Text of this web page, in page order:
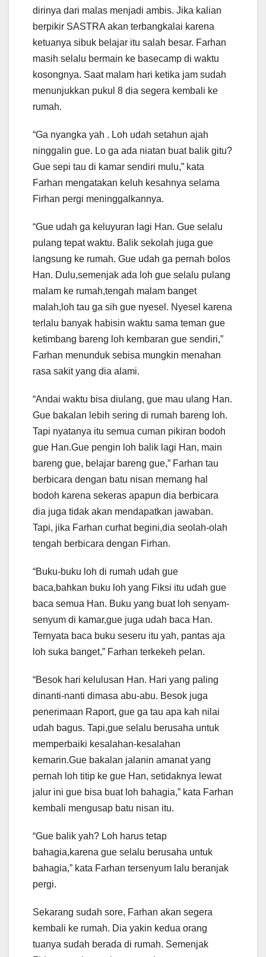
dirinya dari malas menjadi ambis. Jika kalian
berpikir SASTRA akan terbangkalai karena
ketuanya sibuk belajar itu salah besar. Farhan
masih selalu bermain ke basecamp di waktu
kosongnya. Saat malam hari ketika jam sudah
menunjukkan pukul 8 dia segera kembali ke
rumah.
“Ga nyangka yah . Loh udah setahun ajah
ninggalin gue. Lo ga ada niatan buat balik gitu?
Gue sepi tau di kamar sendiri mulu,” kata
Farhan mengatakan keluh kesahnya selama
Firhan pergi meninggalkannya.
“Gue udah ga keluyuran lagi Han. Gue selalu
pulang tepat waktu. Balik sekolah juga gue
langsung ke rumah. Gue udah ga pernah bolos
Han. Dulu,semenjak ada loh gue selalu pulang
malam ke rumah,tengah malam banget
malah,loh tau ga sih gue nyesel. Nyesel karena
terlalu banyak habisin waktu sama teman gue
ketimbang bareng loh kembaran gue sendiri,”
Farhan menunduk sebisa mungkin menahan
rasa sakit yang dia alami.
“Andai waktu bisa diulang, gue mau ulang Han.
Gue bakalan lebih sering di rumah bareng loh.
Tapi nyatanya itu semua cuman pikiran bodoh
gue Han.Gue pengin loh balik lagi Han, main
bareng gue, belajar bareng gue,” Farhan tau
berbicara dengan batu nisan memang hal
bodoh karena sekeras apapun dia berbicara
dia juga tidak akan mendapatkan jawaban.
Tapi, jika Farhan curhat begini,dia seolah-olah
tengah berbicara dengan Firhan.
“Buku-buku loh di rumah udah gue
baca,bahkan buku loh yang Fiksi itu udah gue
baca semua Han. Buku yang buat loh senyam-
senyum di kamar,gue juga udah baca Han.
Ternyata baca buku seseru itu yah, pantas aja
loh suka banget,” Farhan terkekeh pelan.
“Besok hari kelulusan Han. Hari yang paling
dinanti-nanti dimasa abu-abu. Besok juga
penerimaan Raport, gue ga tau apa kah nilai
udah bagus. Tapi,gue selalu berusaha untuk
memperbaiki kesalahan-kesalahan
kemarin.Gue bakalan jalanin amanat yang
pernah loh titip ke gue Han, setidaknya lewat
jalur ini gue bisa buat loh bahagia,” kata Farhan
kembali mengusap batu nisan itu.
“Gue balik yah? Loh harus tetap
bahagia,karena gue selalu berusaha untuk
bahagia,” kata Farhan tersenyum lalu beranjak
pergi.
Sekarang sudah sore, Farhan akan segera
kembali ke rumah. Dia yakin kedua orang
tuanya sudah berada di rumah. Semenjak